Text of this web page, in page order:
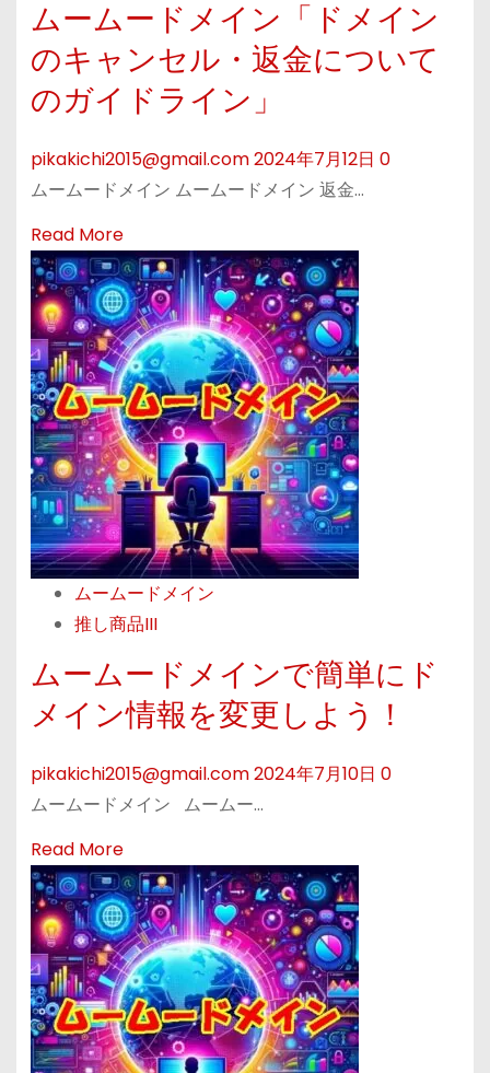
全
力
で
サ
ー
ト
ン
で
安
心
の
ド
イ
ン
管
理
ー
ド
イ
ン
更
方
法
「
簡
単
操
作
で
ド
メ
イ
ン
や
登
情
報
変
更
を
サ
ポ
ー
ト
ムームードメイン「ドメイン
のキャンセル・返金について
のガイドライン」
pikakichi2015@gmail.com2024年7月12日 0
ムームードメイン ムームードメイン 返金…
Read MoreR
e
a
d
m
o
r
e
a
b
o
u
t
ム
ー
メ
イ
ン
「
ド
メ
イ
ン
の
キ
ムームードメイン
推し商品III
ムームードメインで簡単にド
メイン情報を変更しよう！
pikakichi2015@gmail.com2024年7月10日 0
ムームードメイン ムームー…
Read MoreR
e
a
d
m
o
r
e